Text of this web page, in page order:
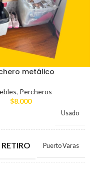
metálico
, Percheros
$8.000
Usado
Puerto Varas